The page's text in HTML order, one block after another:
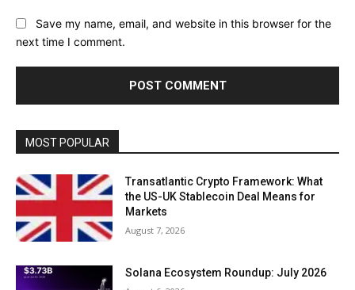
Save my name, email, and website in this browser for the
next time I comment.
MOST POPULAR
Transatlantic Crypto Framework: What
the US-UK Stablecoin Deal Means for
Markets
August 7, 2026
Solana Ecosystem Roundup: July 2026